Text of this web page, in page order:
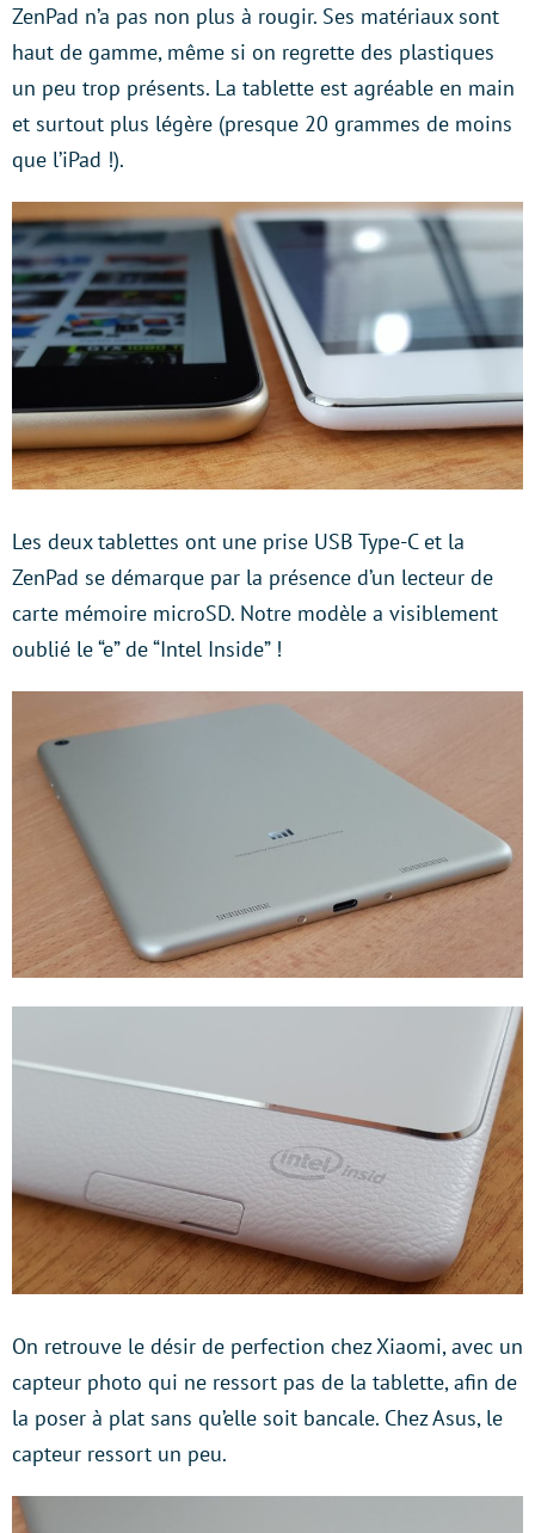
ZenPad n’a pas non plus à rougir. Ses matériaux sont
haut de gamme, même si on regrette des plastiques
un peu trop présents. La tablette est agréable en main
et surtout plus légère (presque 20 grammes de moins
que l’iPad !).
Les deux tablettes ont une prise USB Type-C et la
ZenPad se démarque par la présence d’un lecteur de
carte mémoire microSD. Notre modèle a visiblement
oublié le “e” de “Intel Inside” !
On retrouve le désir de perfection chez Xiaomi, avec un
capteur photo qui ne ressort pas de la tablette, afin de
la poser à plat sans qu’elle soit bancale. Chez Asus, le
capteur ressort un peu.